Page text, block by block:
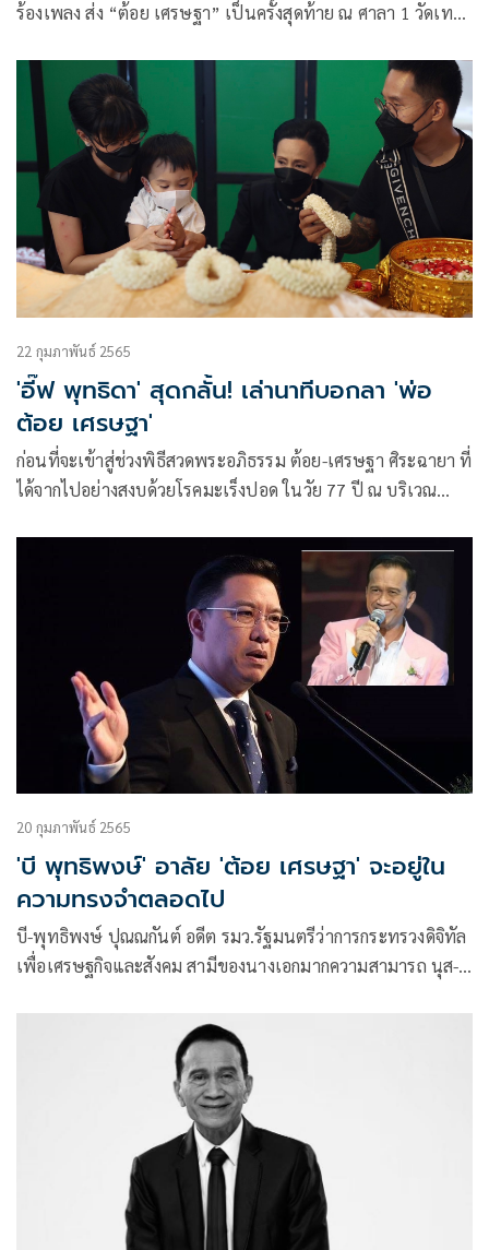
ร้องเพลง ส่ง “ต้อย เศรษฐา” เป็นครั้งสุดท้าย ณ ศาลา 1 วัดเทพ
22 กุมภาพันธ์ 2565
'อี๊ฟ พุทธิดา' สุดกลั้น! เล่านาทีบอกลา 'พ่อ
ต้อย เศรษฐา'
ก่อนที่จะเข้าสู่ช่วงพิธีสวดพระอภิธรรม ต้อย-เศรษฐา ศิระฉายา ที่
ได้จากไปอย่างสงบด้วยโรคมะเร็งปอด ในวัย 77 ปี ณ บริเวณ
ไปอย่างไม่มีวันกลับ พร้อมเผยคำพูดสุดท้ายที่ได้บอก “ขอให้พ่อ
20 กุมภาพันธ์ 2565
'บี พุทธิพงษ์' อาลัย 'ต้อย เศรษฐา' จะอยู่ใน
ความทรงจำตลอดไป
บี-พุทธิพงษ์ ปุณณกันต์ อดีต รมว.รัฐมนตรีว่าการกระทรวงดิจิทัล
เพื่อเศรษฐกิจและสังคม สามีของนางเอกมากความสามารถ นุส-นุ
ของ ต้อย-เศรษฐา ศิระฉายา